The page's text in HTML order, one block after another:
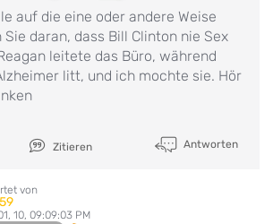
auf die eine oder andere Weise
Sie daran, dass Bill Clinton nie Sex
leitete das Büro, während
litt, und ich mochte sie. Hör
Zitieren Antworten
von
10, 09:09:03 PM